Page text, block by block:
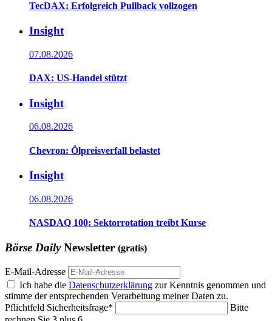
TecDAX: Erfolgreich Pullback vollzogen
Insight
07.08.2026
DAX: US-Handel stützt
Insight
06.08.2026
Chevron: Ölpreisverfall belastet
Insight
06.08.2026
NASDAQ 100: Sektorrotation treibt Kurse
Börse DailyNewsletter (gratis)
E-Mail-Adresse
Ich habe die Datenschutzerklärung zur Kenntnis genommen und
stimme der entsprechenden Verarbeitung meiner Daten zu.
Pflichtfeld Sicherheitsfrage*
Bitte